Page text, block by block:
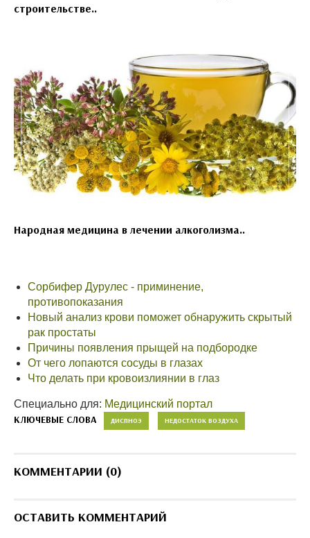
строительстве..
Народная медицина в лечении алкоголизма..
Сорбифер Дурулес - приминение,
противопоказания
Новый анализ крови поможет обнаружить скрытый
рак простаты
Причины появления прыщей на подбородке
От чего лопаются сосуды в глазах
Что делать при кровоизлиянии в глаз
Специально для: Медицинский портал
КЛЮЧЕВЫЕ СЛОВА ДИСПНОЭ НЕДОСТАТОК ВОЗДУХА
КОММЕНТАРИИ (0)
ОСТАВИТЬ КОММЕНТАРИЙ